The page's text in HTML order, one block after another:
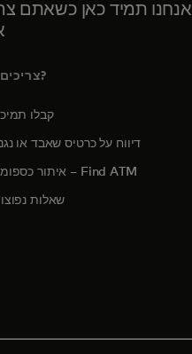
אנחנו תמיד כאן כשאתם
צריכים עזרה?
קבלו
דיווח על כרטיס שאבד או
איתור כספומט – Find ATM
שאלות